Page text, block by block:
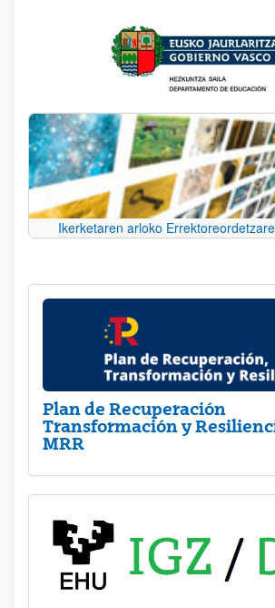
Ikerketaren arloko
Plan de Recuperación
Transformación y
MRR